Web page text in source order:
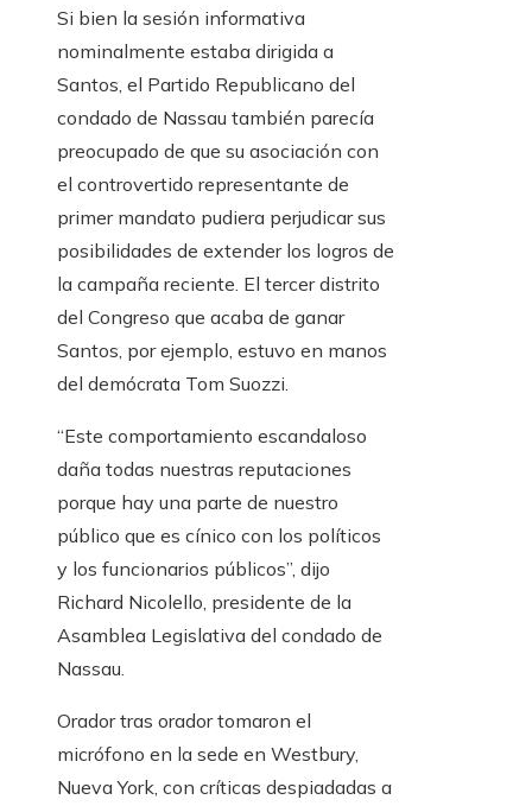
Si bien la sesión informativa
nominalmente estaba dirigida a
Santos, el Partido Republicano del
condado de Nassau también parecía
preocupado de que su asociación con
el controvertido representante de
primer mandato pudiera perjudicar sus
posibilidades de extender los logros de
la campaña reciente. El tercer distrito
del Congreso que acaba de ganar
Santos, por ejemplo, estuvo en manos
del demócrata Tom Suozzi.
“Este comportamiento escandaloso
daña todas nuestras reputaciones
porque hay una parte de nuestro
público que es cínico con los políticos
y los funcionarios públicos”, dijo
Richard Nicolello, presidente de la
Asamblea Legislativa del condado de
Nassau.
Orador tras orador tomaron el
micrófono en la sede en Westbury,
Nueva York, con críticas despiadadas a